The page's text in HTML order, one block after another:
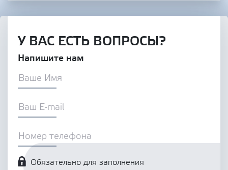
У ВАС ЕСТЬ ВОПРОСЫ?
Напишите нам
Обязательно для заполнения